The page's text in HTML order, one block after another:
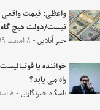
نیست/دولت هیچ گاه
خبر آنلاین- ۸ اسفند ۱۳۹۹
خواننده یا
راه می یابد؟
باشگاه خبرنگاران- ۸ اسفند ۱۳۹۹